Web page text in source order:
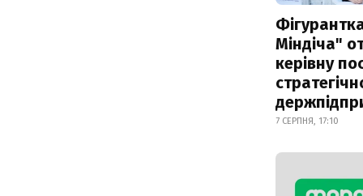
Міндіча"
керівну
7 СЕРПНЯ, 17:10